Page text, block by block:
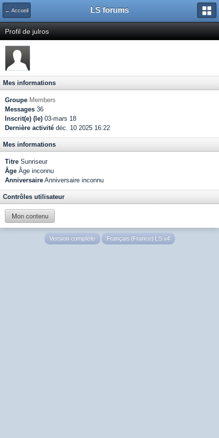
← Accueil LS forums
Profil de julros
Mes informations
Groupe Members
Messages 36
Inscrit(e) (le) 03-mars 18
Dernière activité déc. 10 2025 16:22
Mes informations
Titre Sunriseur
Âge Âge inconnu
Anniversaire Anniversaire inconnu
Contrôles utilisateur
Mon contenu
Version complète Français (France) LS v4